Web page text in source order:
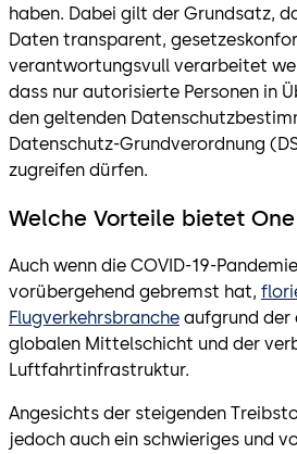
haben. Dabei gilt der Grundsatz,
Daten transparent,
verantwortungsvull verarbeitet
dass nur autorisierte Personen in
den geltenden
Datenschutz-Grundverordnung
zugreifen dürfen.
Welche Vorteile bietet One
Auch wenn die COVID-19-
vorübergehend gebremst hat,
Flugverkehrsbranche aufgrund der
globalen Mittelschicht und der
Luftfahrtinfrastruktur.
Angesichts der steigenden
jedoch auch ein schwieriges und